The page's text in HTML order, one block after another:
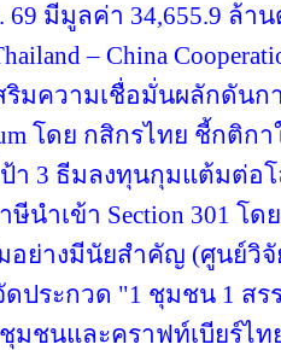
69 มีมูลค่า 34,655.9 ล้า
– China
ริมความเชื่อมั่นผลักดันก
โดย กสิกรไทย ชี้กติก
ป้า 3 ธีมลงทุนกุมแต้มต่อ
ษีนำเข้า Section 301 โ
อย่างมีนัยสำคัญ (ศูนย์วิจั
ประกวด "1 ชุมชน 1 สร
มชนและคราฟท์เบียร์ไท